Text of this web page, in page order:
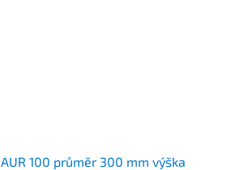
100 průměr 300 mm výška